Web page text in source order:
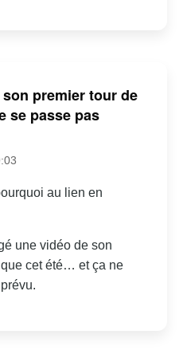
premier tour de
se passe pas
au lien en
une vidéo de son
cet été… et ça ne